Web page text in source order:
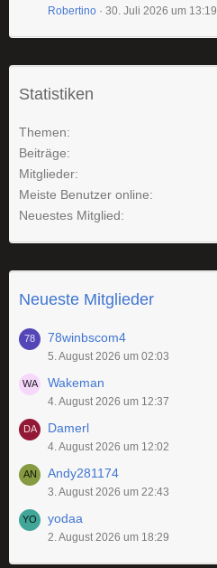
Robertino 30. Juli 2026 um 13:19
Statistiken
Themen
Beiträge
Mitglieder
Meiste Benutzer online
Neuestes Mitglied
Neueste Mitglieder
78winbscom4
5. August 2026 um 02:03
Wakeman
4. August 2026 um 12:37
Damerl
4. August 2026 um 12:02
Andy281174
3. August 2026 um 22:43
yodaa
2. August 2026 um 18:29